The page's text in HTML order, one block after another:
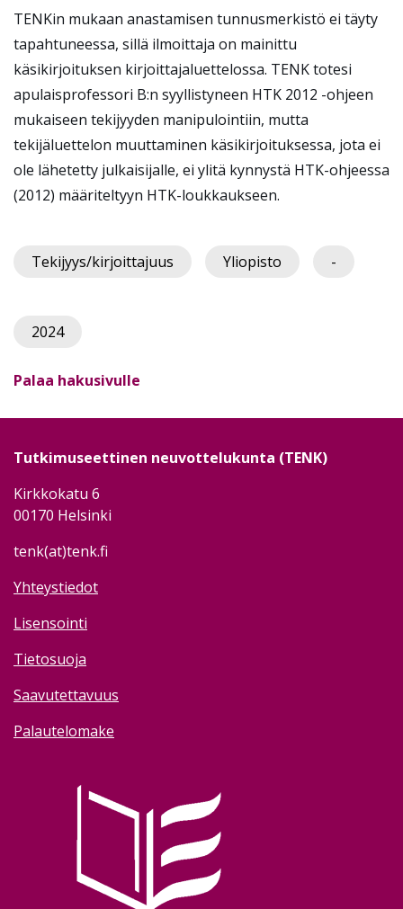
TENKin mukaan anastamisen tunnusmerkistö ei täyty
tapahtuneessa, sillä ilmoittaja on mainittu
käsikirjoituksen kirjoittajaluettelossa. TENK totesi
apulaisprofessori B:n syyllistyneen HTK 2012 -ohjeen
mukaiseen tekijyyden manipulointiin, mutta
tekijäluettelon muuttaminen käsikirjoituksessa, jota ei
ole lähetetty julkaisijalle, ei ylitä kynnystä HTK-ohjeessa
(2012) määriteltyyn HTK-loukkaukseen.
Tekijyys/kirjoittajuus Yliopisto -
2024
Palaa hakusivulle
Tutkimuseettinen neuvottelukunta (TENK)
Kirkkokatu 6
00170 Helsinki
tenk(at)tenk.fi
Yhteystiedot
Lisensointi
Tietosuoja
Saavutettavuus
Palautelomake